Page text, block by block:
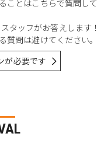
ことはこちらで質問して
タッフがお答えします！
問は避けてください。
が必要です